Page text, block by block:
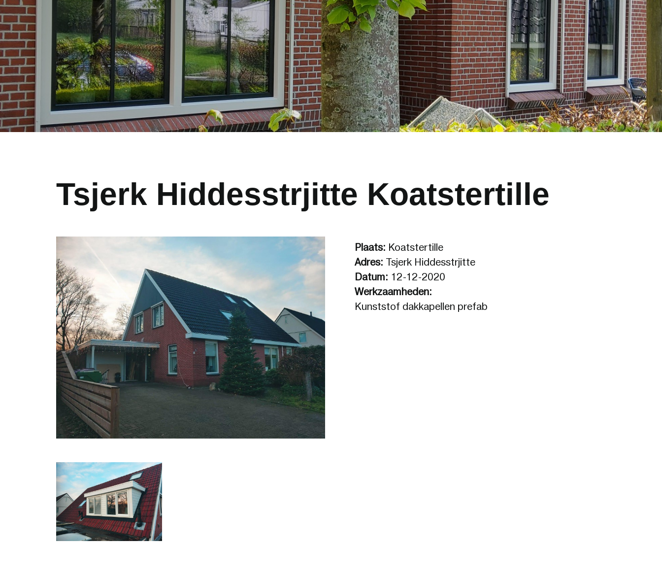
Tsjerk Hiddesstrjitte Koatstertille
Plaats: Koatstertille
Adres: Tsjerk Hiddesstrjitte
Datum: 12-12-2020
Werkzaamheden:
Kunststof dakkapellen prefab